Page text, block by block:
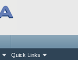
Quick Links